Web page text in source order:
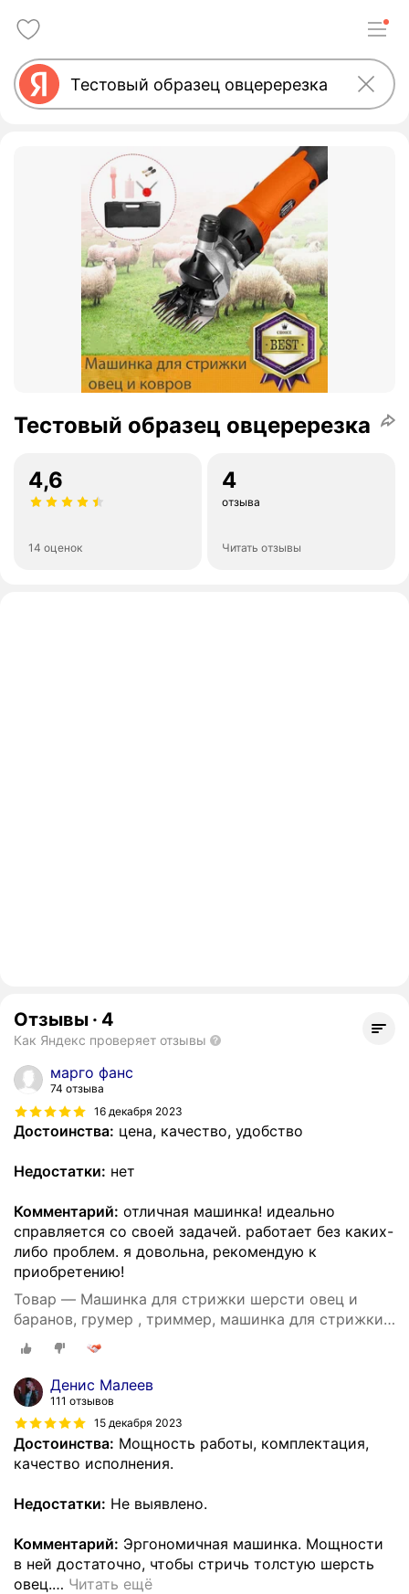
Тестовый образец овцеререзка
4,6
14 оценок
4
отзыва
Читать отзывы
Отзывы · 4
Как Яндекс проверяет отзывы
марго фанс
74 отзыва
16 декабря 2023
Достоинства: цена, качество, удобство
Недостатки: нет
Комментарий: отличная машинка! идеально
справляется со своей задачей. работает без каких-
либо проблем. я довольна, рекомендую к
приобретению!
Товар — Машинка для стрижки шерсти овец и
баранов, грумер , триммер, машинка для стрижки
сельскохозяйственных животных
Денис Малеев
111 отзывов
15 декабря 2023
Достоинства: Мощность работы, комплектация,
качество исполнения.
Недостатки: Не выявлено.
Комментарий: Эргономичная машинка. Мощности
в ней достаточно, чтобы стричь толстую шерсть
овец.… Читать ещё